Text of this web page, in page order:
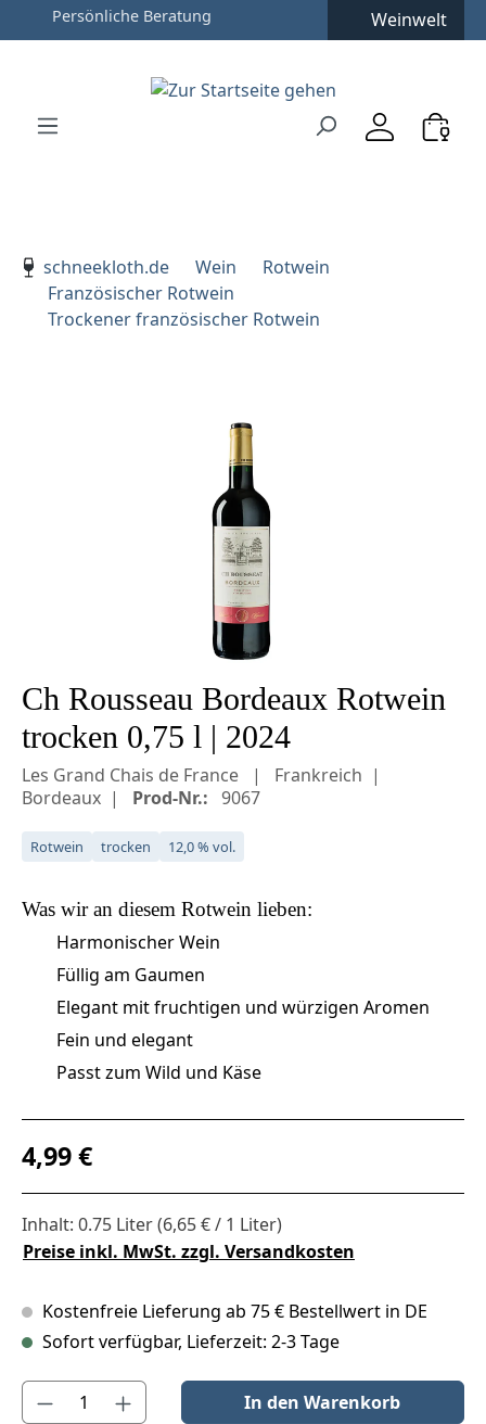
Zum Hauptinhalt springen
Zur Hauptnavigation springen
Weinwelt
schneekloth.de
Wein
Rotwein
Französischer Rotwein
Trockener französischer Rotwein
Bildergalerie überspringen
Ch Rousseau Bordeaux Rotwein
trocken 0,75 l | 2024
Les Grand Chais de France
Frankreich
Bordeaux
Prod-Nr.: 9067
Rotwein trocken 12,0 % vol.
Was wir an diesem Rotwein lieben:
Harmonischer Wein
Füllig am Gaumen
Elegant mit fruchtigen und würzigen Aromen
Fein und elegant
Passt zum Wild und Käse
Regulärer Preis:
4,99 €
Inhalt: 0.75 Liter(6,65 € / 1 Liter)
Preise inkl. MwSt. zzgl. Versandkosten
Kostenfreie Lieferung ab 75 € Bestellwert in DE
Sofort verfügbar, Lieferzeit: 2-3 Tage
Produkt Anzahl: Gib den gewünschten Wert ein oder benutze
In den Warenkorb